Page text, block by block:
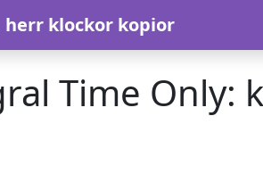
herr klockor kopior
Time Only: